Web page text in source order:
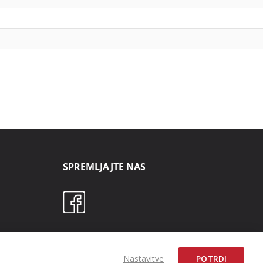
SPREMLJAJTE NAS
Nastavitve POTRDI